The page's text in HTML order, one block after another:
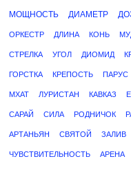
МОЩНОСТЬ ДИАМЕТР
ОРКЕСТР ДЛИНА КОНЬ
СТРЕЛКА УГОЛ ДИОМИД
ГОРСТКА КРЕПОСТЬ ПАРУС
МХАТ ЛУРИСТАН КАВКАЗ
САРАЙ СИЛА РОДНИЧОК
АРТАНЬЯН СВЯТОЙ ЗАЛИВ
ЧУВСТВИТЕЛЬНОСТЬ АРЕНА